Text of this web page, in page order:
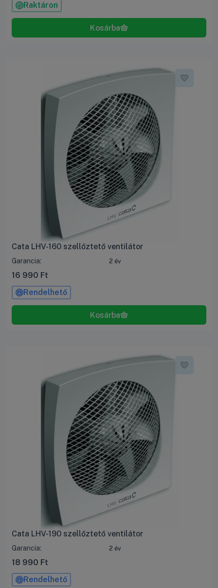
Raktáron
Cata LHV-160 szellőztető ventilátor
Garancia: 2 év
16 990 Ft
Rendelhető
Cata LHV-190 szellőztető ventilátor
Garancia: 2 év
18 990 Ft
Rendelhető